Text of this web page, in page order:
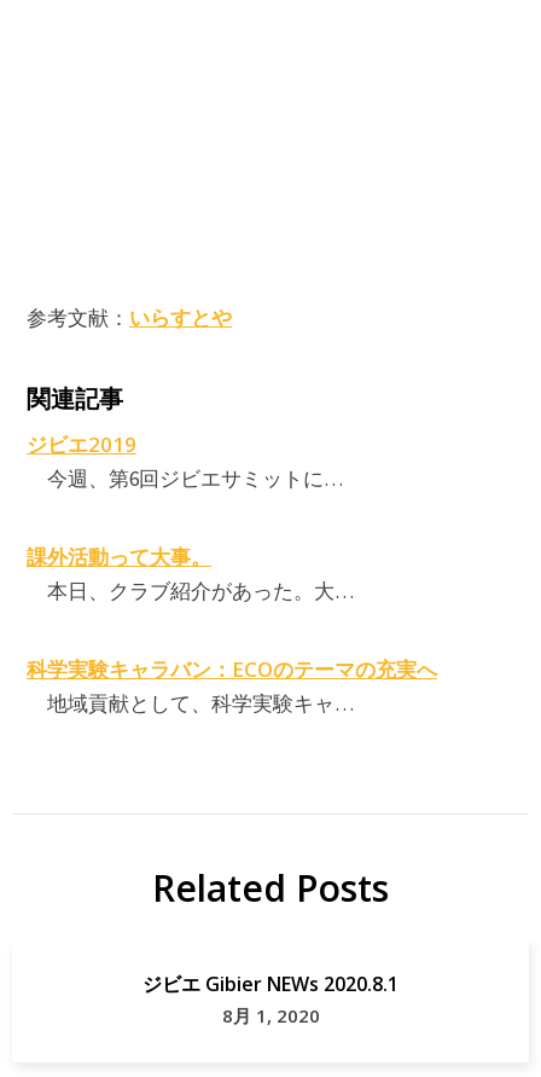
参考文献： いらすとや
関連記事
ジビエ2019
今週、第6回ジビエサミットに…
課外活動って大事。
本日、クラブ紹介があった。大…
科学実験キャラバン：ECOのテーマの充実へ
地域貢献として、科学実験キャ…
Related Posts
ジビエ Gibier NEWs 2020.8.1
8月 1, 2020